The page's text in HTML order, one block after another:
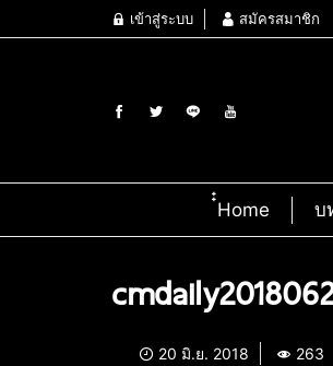
เข้าสู่ระบบ สมัครสมาชิก
๋๋Home บ
20 มิ.ย. 2018 263